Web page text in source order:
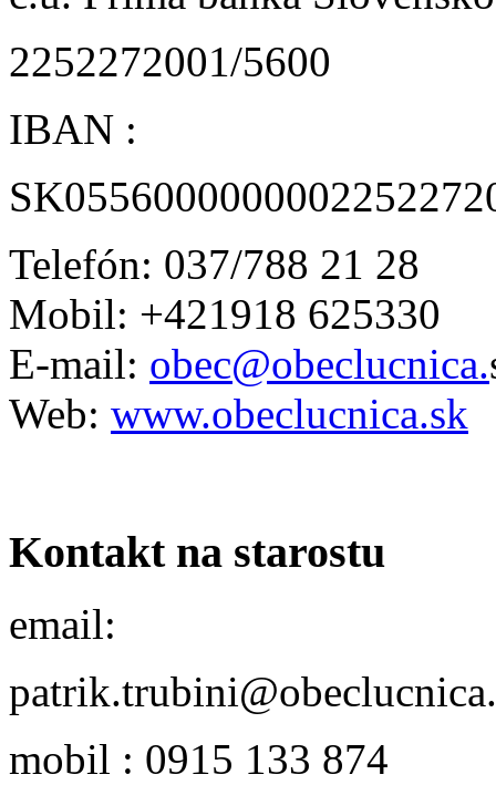
2252272001/5600
IBAN :
Telefón: 037/788 21 28
Mobil: +421918 625330
E-mail: obec@obeclucnica.
Web: www.obeclucnica.sk
Kontakt na starostu
email:
mobil : 0915 133 874